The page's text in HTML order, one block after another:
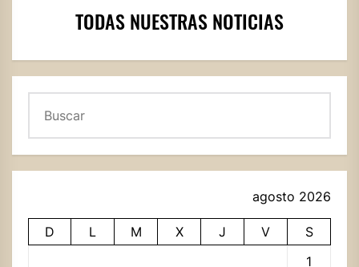
TODAS NUESTRAS NOTICIAS
agosto 2026
D L M X J V
S
1